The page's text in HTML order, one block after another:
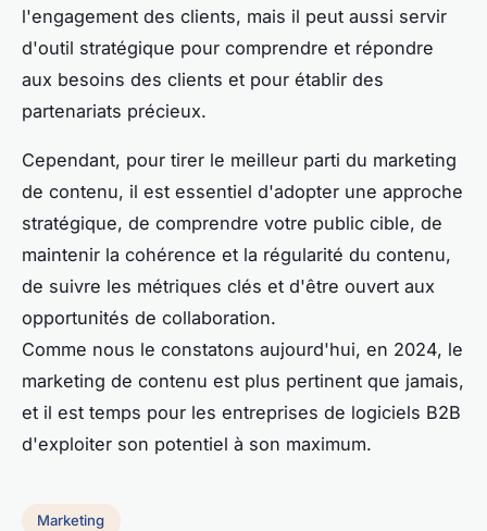
l'engagement des clients, mais il peut aussi servir
d'outil stratégique pour comprendre et répondre
aux besoins des clients et pour établir des
partenariats précieux.
Cependant, pour tirer le meilleur parti du marketing
de contenu, il est essentiel d'adopter une approche
stratégique, de comprendre votre public cible, de
maintenir la cohérence et la régularité du contenu,
de suivre les métriques clés et d'être ouvert aux
opportunités de collaboration.
Comme nous le constatons aujourd'hui, en 2024, le
marketing de contenu est plus pertinent que jamais,
et il est temps pour les entreprises de logiciels B2B
d'exploiter son potentiel à son maximum.
Marketing